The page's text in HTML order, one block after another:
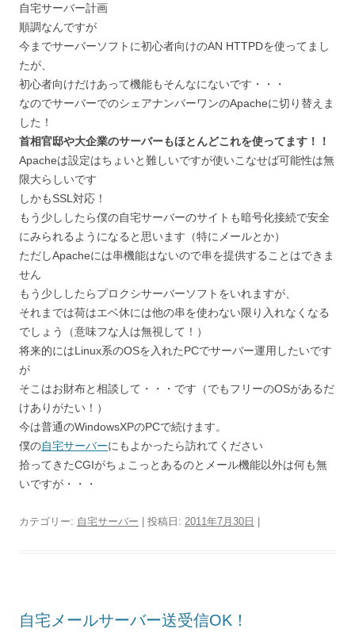
自宅サーバー計画
順調なんですが
今までサーバーソフトに初心者向けのAN HTTPDを使ってまし
たが、
初心者向けだけあって機能もそんなにないです・・・
なのでサーバーでのシェアナンバーワンのApacheに切り替えま
した！
首相官邸や大企業のサーバーもほとんどこれを使ってます！！
Apacheは設定はちょいと難しいですが使いこなせば可能性は無
限大らしいです
しかもSSL対応！
もう少ししたら僕の自宅サーバーのサイトも暗号化接続で安全
にみられるようになると思います（特にメールとか）
ただしApacheには串機能はないので串を提供することはできま
せん
もう少ししたらプロクシサーバーソフトをいれますが、
それまでは荷はエベ休には他の串を使わない限り入れなくなる
でしょう（意味フな人は無視して！）
将来的にはLinux系のOSを入れたPCでサーバー運用したいです
が
そこはお財布と相談して・・・です（でもフリーのOSがあるだ
けありがたい！）
今は普通のWindowsXPのPCで続けます。
僕の自宅サーバーにもよかったら訪れてください
拾ってきたCGIがちょこっとあるのとメール機能以外は何も無
いですが・・・
カテゴリー: 自宅サーバー | 投稿日: 2011年7月30日
自宅メールサーバー送受信OK！